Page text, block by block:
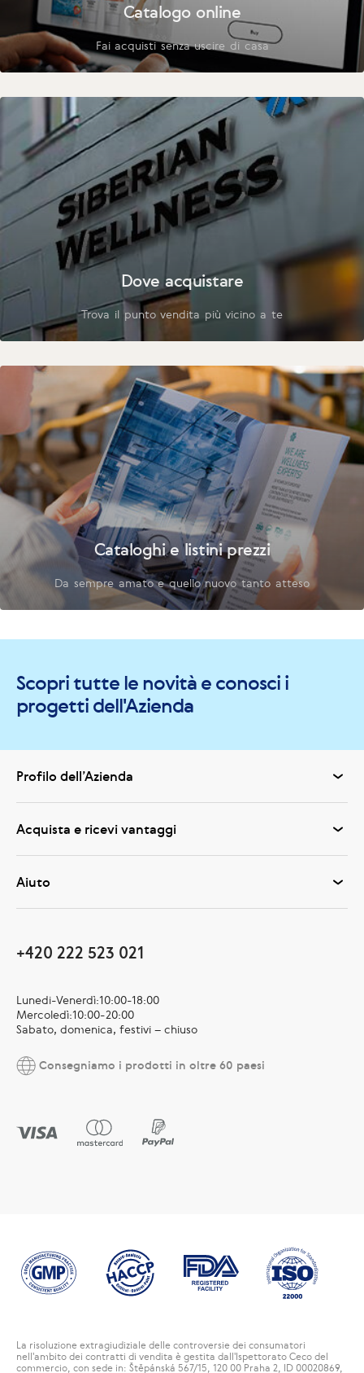
Catalogo online
Fai acquisti senza uscire di casa
Dove acquistare
Trova il punto vendita più vicino a te
Cataloghi e listini prezzi
Da sempre amato e quello nuovo tanto atteso
Scopri tutte le novità e conosci i
progetti dell'Azienda
Profilo dell’Azienda
Acquista e ricevi vantaggi
Aiuto
+420 222 523 021
Lunedi-Venerdì:10:00-18:00
Mercoledì:10:00-20:00
Sabato, domenica, festivi – chiuso
Consegniamo i prodotti in oltre 60 paesi
La risoluzione extragiudiziale delle controversie dei consumatori
nell'ambito dei contratti di vendita è gestita dall'Ispettorato Ceco del
commercio, con sede in: Štěpánská 567/15, 120 00 Praha 2, ID 00020869,